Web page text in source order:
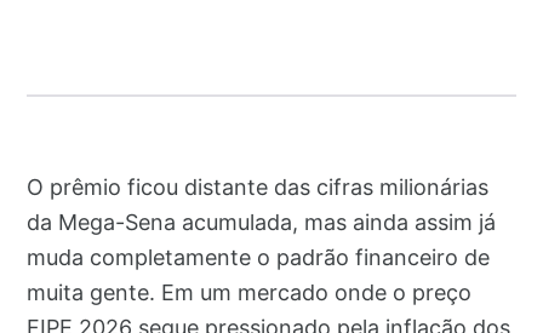
O prêmio ficou distante das cifras milionárias
da Mega-Sena acumulada, mas ainda assim já
muda completamente o padrão financeiro de
muita gente. Em um mercado onde o preço
FIPE 2026 segue pressionado pela inflação dos